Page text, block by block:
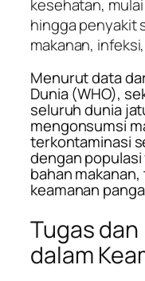
kesehatan,
hingga penyakit
makanan,
Menurut data
Dunia (WHO),
seluruh dunia
mengonsumsi
terkontaminasi
dengan
bahan
keamanan
Tugas dan
dalam